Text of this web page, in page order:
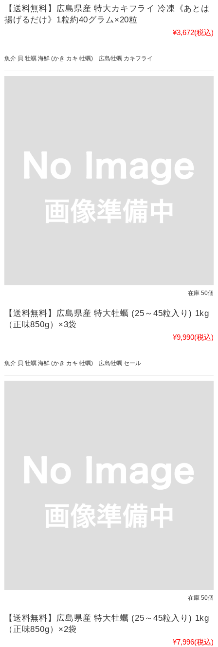
【送料無料】広島県産 特大カキフライ 冷凍《あとは
揚げるだけ》1粒約40グラム×20粒
¥3,672(税込)
魚介 貝 牡蠣 海鮮 (かき カキ 牡蠣) 広島牡蠣 カキフライ
在庫 50個
【送料無料】広島県産 特大牡蠣 (25～45粒入り) 1kg
（正味850g）×3袋
¥9,990(税込)
魚介 貝 牡蠣 海鮮 (かき カキ 牡蠣) 広島牡蠣 セール
在庫 50個
【送料無料】広島県産 特大牡蠣 (25～45粒入り) 1kg
（正味850g）×2袋
¥7,996(税込)